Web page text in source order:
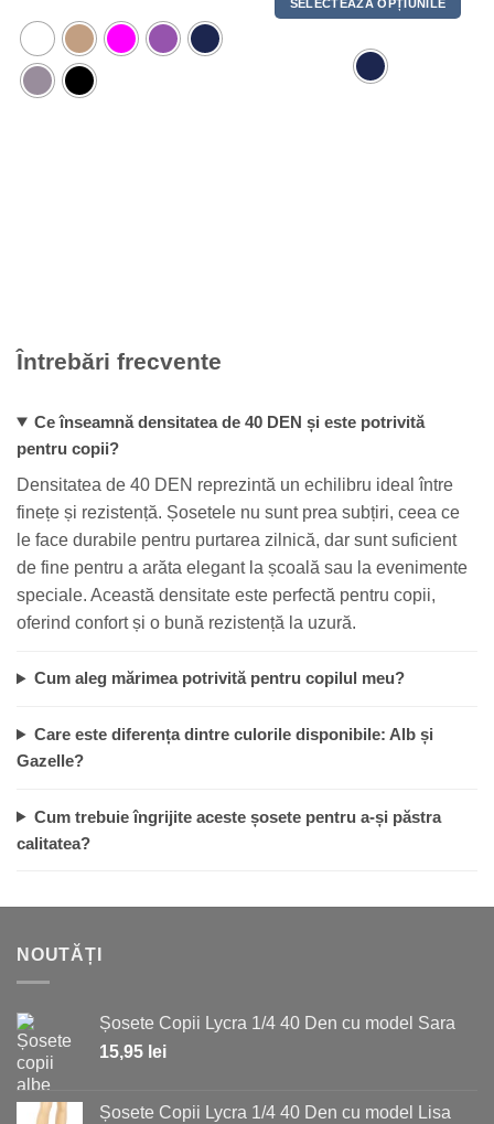
produs
are
SELECTEAZĂ OPȚIUNILE
produs
are
Întrebări frecvente
Ce înseamnă densitatea de 40 DEN și este potrivită
pentru copii?
Densitatea de 40 DEN reprezintă un echilibru ideal între
finețe și rezistență. Șosetele nu sunt prea subțiri, ceea ce
le face durabile pentru purtarea zilnică, dar sunt suficient
de fine pentru a arăta elegant la școală sau la evenimente
speciale. Această densitate este perfectă pentru copii,
oferind confort și o bună rezistență la uzură.
Cum aleg mărimea potrivită pentru copilul meu?
Care este diferența dintre culorile disponibile: Alb și
Gazelle?
Cum trebuie îngrijite aceste șosete pentru a-și păstra
calitatea?
NOUTĂȚI
Șosete Copii Lycra 1/4 40 Den cu model Sara
15,95 lei
Șosete Copii Lycra 1/4 40 Den cu model Lisa